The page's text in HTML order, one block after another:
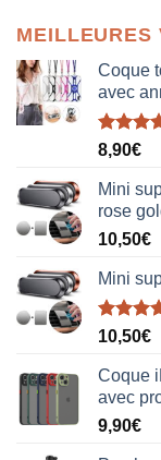
MEILLEURES
Coque
avec
Note5.00
8,90€
Mini
rose
10,50€
Mini
Note5.00
10,50€
Coque
avec
9,90€